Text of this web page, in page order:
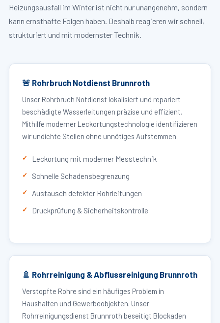
Heizungsausfall im Winter ist nicht nur unangenehm, sondern
kann ernsthafte Folgen haben. Deshalb reagieren wir schnell,
strukturiert und mit modernster Technik.
🚨 Rohrbruch Notdienst Brunnroth
Unser Rohrbruch Notdienst lokalisiert und repariert
beschädigte Wasserleitungen präzise und effizient.
Mithilfe moderner Leckortungstechnologie identifizieren
wir undichte Stellen ohne unnötiges Aufstemmen.
Leckortung mit moderner Messtechnik
Schnelle Schadensbegrenzung
Austausch defekter Rohrleitungen
Druckprüfung & Sicherheitskontrolle
🚿 Rohrreinigung & Abflussreinigung Brunnroth
Verstopfte Rohre sind ein häufiges Problem in
Haushalten und Gewerbeobjekten. Unser
Rohrreinigungsdienst Brunnroth beseitigt Blockaden